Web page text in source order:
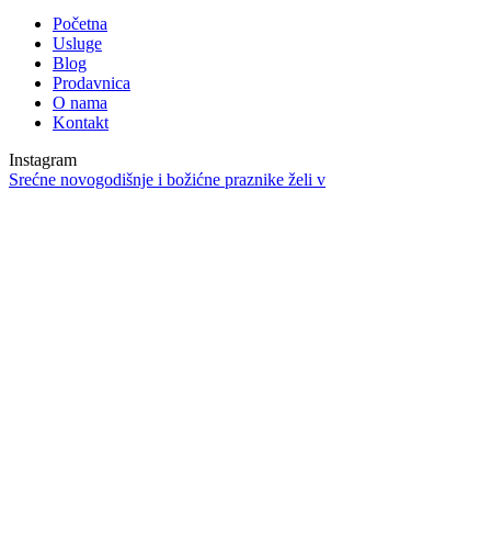
Početna
Usluge
Blog
Prodavnica
O nama
Kontakt
Instagram
Srećne novogodišnje i božićne praznike želi v